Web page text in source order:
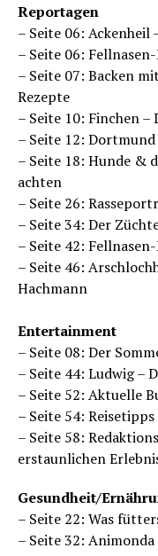
Reportagen
– Seite 06:
– Seite 06:
– Seite 07: Backen
Rezepte
– Seite 10: Finchen –
– Seite 12:
– Seite 18: Hunde &
achten
– Seite 26:
– Seite 34: Der
– Seite 42:
– Seite 46:
Hachmann
Entertainment
– Seite 08: Der
– Seite 44: Ludwig –
– Seite 52: Aktuelle
– Seite 54:
– Seite 58:
erstaunlichen
Gesundheit/
– Seite 22: Was
– Seite 32: